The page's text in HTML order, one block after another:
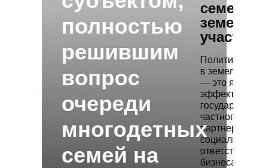
полностью
решившим
вопрос
очереди
многодетных
семей на
семей на
участки
Политика
в земельном
— это яркий
эффективного
государственно-
частного
партнерства, где
социальная
ответственность
бизнеса